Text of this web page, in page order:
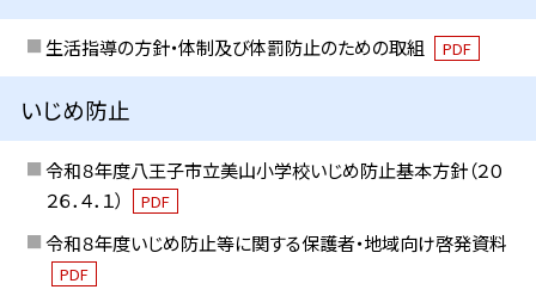
生活指導の方針・体制及び体罰防止のための取組 PDF
いじめ防止
令和８年度八王子市立美山小学校いじめ防止基本方針（２０
２６．４．１）
PDF
令和８年度いじめ防止等に関する保護者・地域向け啓発資料
PDF